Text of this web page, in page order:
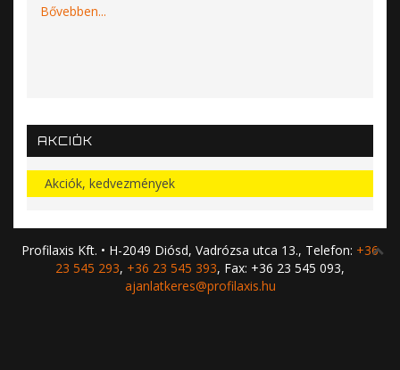
Bővebben...
AKCIÓK
Akciók, kedvezmények
Profilaxis Kft. • H-2049 Diósd, Vadrózsa utca 13., Telefon: +36
23 545 293, +36 23 545 393, Fax: +36 23 545 093,
ajanlatkeres@profilaxis.hu